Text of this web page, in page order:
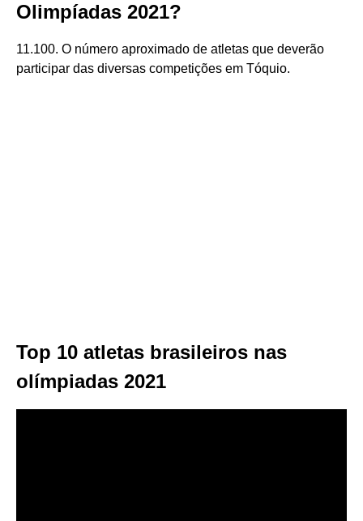
Olimpíadas 2021?
11.100. O número aproximado de atletas que deverão
participar das diversas competições em Tóquio.
Top 10 atletas brasileiros nas
olímpiadas 2021